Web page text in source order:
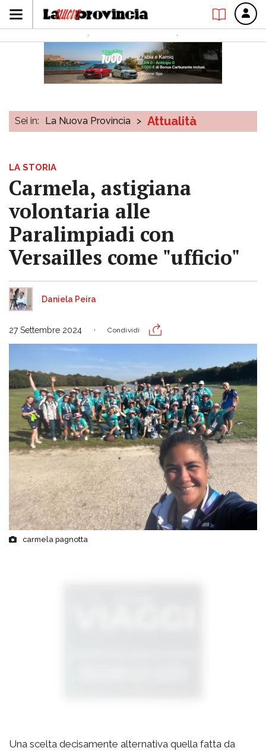
Sei in: La Nuova Provincia > Attualità
LA STORIA
Carmela, astigiana
volontaria alle
Paralimpiadi con
Versailles come "ufficio"
Daniela Peira
27 Settembre 2024 Condividi
carmela pagnotta
Una scelta decisamente alternativa quella fatta da